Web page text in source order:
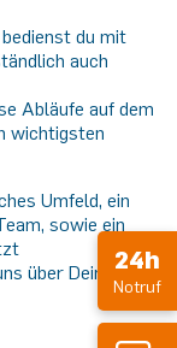
du mit
auch
Abläufe auf dem
wichtigsten
Umfeld, ein
sowie ein
über Deine 24h
Notruf